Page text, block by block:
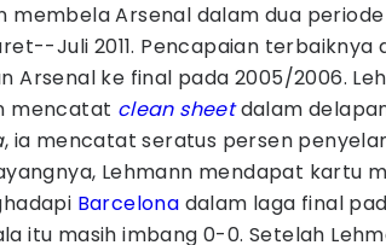
membela Arsenal dalam dua
Juli 2011. Pencapaian terbaiknya
Arsenal ke final pada 2005/2006.
mencatat clean sheetdalam
, ia mencatat seratus persen
Lehmann mendapat kartu
Barcelona dalam laga final
itu masih imbang 0-0. Setelah